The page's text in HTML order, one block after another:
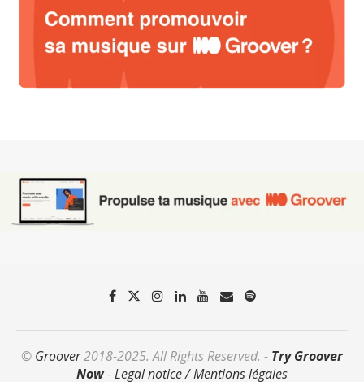
© Groover2018-2025. All Rights Reserved. - Try Groover
Now-Legal notice / Mentions légales